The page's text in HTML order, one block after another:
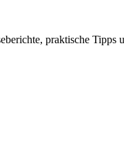
praktische Tipps